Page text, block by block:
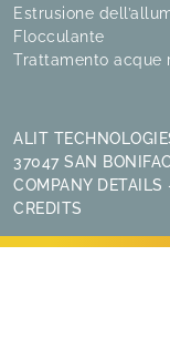
Estrusione
Flocculante
Trattamento acque
ALIT
37047 SAN
COMPANY DETAILS
CREDITS